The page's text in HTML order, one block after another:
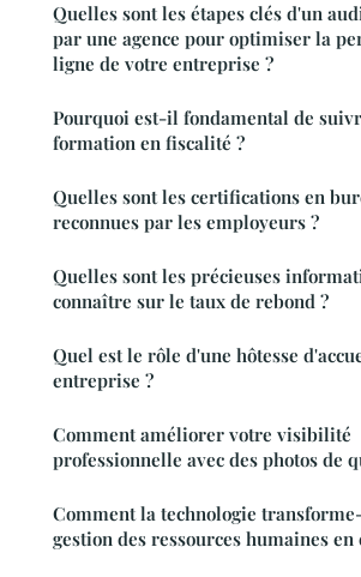
Quelles sont les étapes clés d'un
par une agence pour optimiser la
ligne de votre entreprise ?
Pourquoi est-il fondamental de
formation en fiscalité ?
Quelles sont les certifications en
reconnues par les employeurs ?
Quelles sont les précieuses
connaître sur le taux de rebond ?
Quel est le rôle d'une hôtesse
entreprise ?
Comment améliorer votre visibilité
professionnelle avec des photos de
Comment la technologie
gestion des ressources humaines